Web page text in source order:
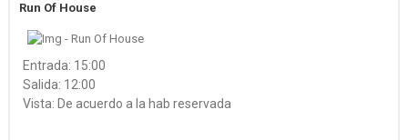
Run Of House
Entrada: 15:00
Salida: 12:00
Vista: De acuerdo a la hab reservada